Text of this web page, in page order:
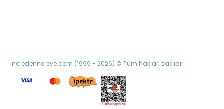
neredennereye.com (1999 - 2026) © Tüm hakları saklıdır.